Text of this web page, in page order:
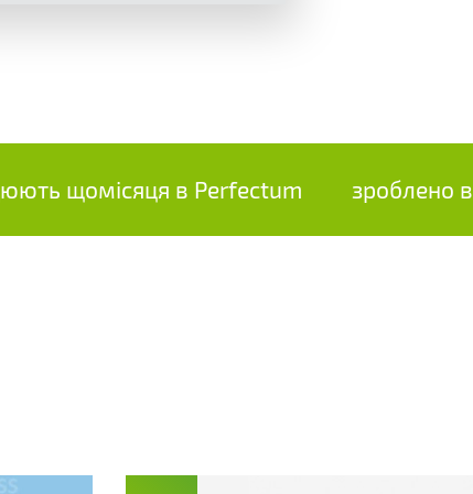
щомісяця в Perfectum зроблено в